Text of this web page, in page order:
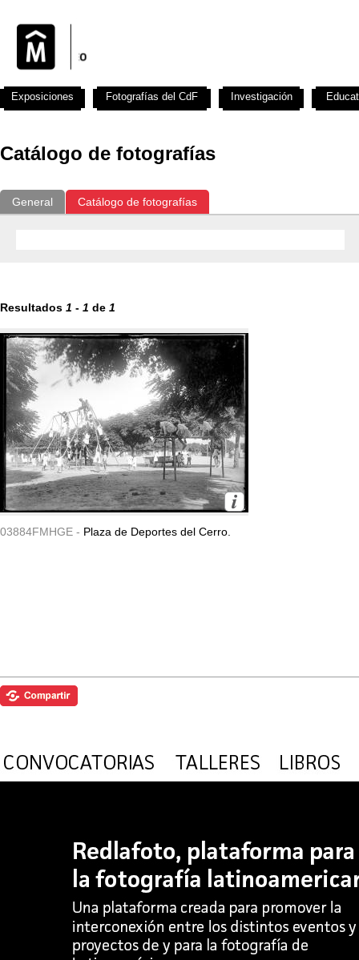
Catálogo de fotografías
General Catálogo de fotografías
Resultados 1 - 1 de 1
03884FMHGE - Plaza de Deportes del Cerro.
Exposiciones Fotografías del CdF Investigación